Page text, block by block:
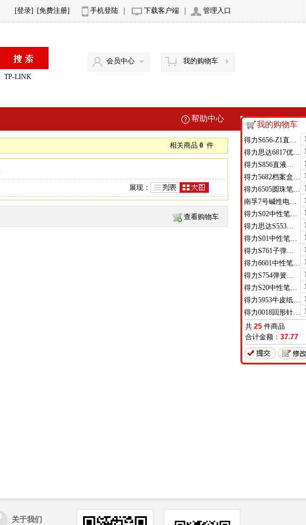
[登录] [免费注册] 手机登陆 下载客户端 管理入口
TP-LINK
会员中心 我的购物车
帮助中心
相关商品 0件
展现：
查看购物车
我的购物车
得力S656-Z1直液式走珠笔0.5mm子弹头(红)(支)
得力思达6817优逸白板笔(黑)(支)
得力S856直液式走珠笔(黑)(支)
得力5682档案盒(蓝)(只)
得力6505圆珠笔0.7mm子弹头(蓝)(支)
南孚7号碱性电池聚能环4代
得力S02中性笔0.7mm弹簧头(黑)(支)
得力思达S553可加墨记号笔(黑)(支)
得力S01中性笔0.5mm弹簧头(黑)(支)
得力S761子弹头中性笔芯0.7mm子弹头(黑)(支)
得力6601中性笔0.5mm半针管(黑)(支)
得力S754弹簧头中性笔芯0.7mm弹簧头(黑)(支)
得力S20中性笔0.7mm子弹头(黑)(支)
得力5953牛皮纸档案袋(混浆)(米黄色)(10只/包)
得力0018回形针(100枚/盒)
共 25 件商品
合计金额： 37.77
关于我们